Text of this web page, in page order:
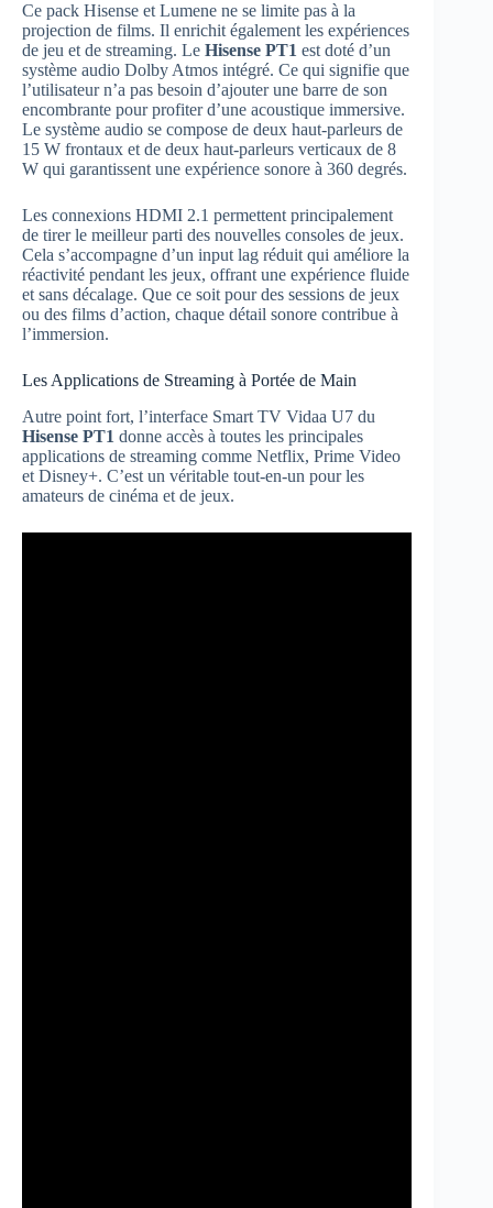
Ce pack Hisense et Lumene ne se limite pas à la
projection de films. Il enrichit également les expériences
de jeu et de streaming. Le Hisense PT1 est doté d’un
système audio Dolby Atmos intégré. Ce qui signifie que
l’utilisateur n’a pas besoin d’ajouter une barre de son
encombrante pour profiter d’une acoustique immersive.
Le système audio se compose de deux haut-parleurs de
15 W frontaux et de deux haut-parleurs verticaux de 8
W qui garantissent une expérience sonore à 360 degrés.
Les connexions HDMI 2.1 permettent principalement
de tirer le meilleur parti des nouvelles consoles de jeux.
Cela s’accompagne d’un input lag réduit qui améliore la
réactivité pendant les jeux, offrant une expérience fluide
et sans décalage. Que ce soit pour des sessions de jeux
ou des films d’action, chaque détail sonore contribue à
l’immersion.
Les Applications de Streaming à Portée de Main
Autre point fort, l’interface Smart TV Vidaa U7 du
Hisense PT1 donne accès à toutes les principales
applications de streaming comme Netflix, Prime Video
et Disney+. C’est un véritable tout-en-un pour les
amateurs de cinéma et de jeux.